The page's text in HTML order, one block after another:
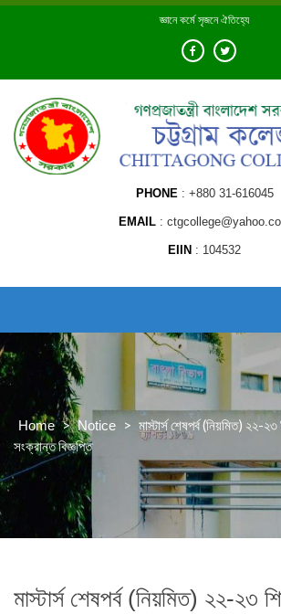
Skip
জ্ঞানে কর্মে সৃজনে ঐতিহ্যে
PHONE +880 31-616045
EMAIL
EIIN 104532
Home > Notice > মাস্টার্স শেষপর্ব (নিয়মিত) ২২-২৩
সংক্রান্ত বিজ্ঞপ্তি
মাস্টার্স শেষপর্ব (নিয়মিত) ২২-২৩